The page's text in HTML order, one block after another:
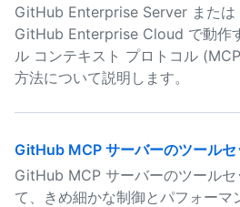
GitHub Enterprise Server または
GitHub Enterprise Cloud で動作
ル コンテキスト プロトコル
方法について説明します。
GitHub MCP サーバーのツールセ
GitHub MCP サーバーのツールセ
て、きめ細かな制御とパフォーマ